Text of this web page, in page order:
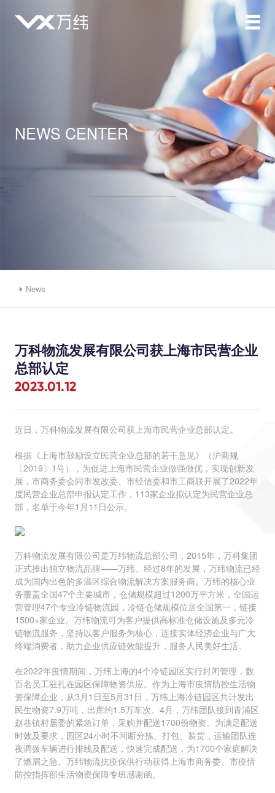
NEWS CENTER
News
万科物流发展有限公司获上海市民营企业
总部认定
2023.01.12
近日，万科物流发展有限公司获上海市民营企业总部认定。
根据《上海市鼓励设立民营企业总部的若干意见》（沪商规
〔2019〕1号），为促进上海市民营企业做强做优，实现创新发
展，市商务委会同市发改委、市经信委和市工商联开展了2022年
度民营企业总部申报认定工作，113家企业拟认定为民营企业总
部，名单于今年1月11日公示。
万科物流发展有限公司是万纬物流总部公司，2015年，万科集团
正式推出独立物流品牌——万纬。经过8年的发展，万纬物流已经
成为国内出色的多温区综合物流解决方案服务商。万纬的核心业
务覆盖全国47个主要城市，仓储规模超过1200万平方米，全国运
营管理47个专业冷链物流园，冷链仓储规模位居全国第一，链接
1500+家企业。万纬物流可为客户提供高标准仓储设施及多元冷
链物流服务，坚持以客户服务为核心，连接实体经济企业与广大
终端消费者，助力企业供应链效能提升，服务人民美好生活。
在2022年疫情期间，万纬上海的4个冷链园区实行封闭管理，数
百名员工驻扎在园区保障物资供应。作为上海市疫情防控生活物
资保障企业，从3月1日至5月31日，万纬上海冷链园区共计发出
民生物资7.9万吨，出库约1.5万车次。4月，万纬团队接到青浦区
赵巷镇村居委的紧急订单，采购并配送1700份物资。为满足配送
时效及要求，园区24小时不间断分拣、打包、装货，运输团队连
夜调拨车辆进行排线及配送，快速完成配送，为1700个家庭解决
了燃眉之急。万纬物流抗疫保供行动获得上海市商务委、市疫情
防控指挥部生活物资保障专班感谢函。